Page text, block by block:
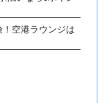
空港ラウンジは